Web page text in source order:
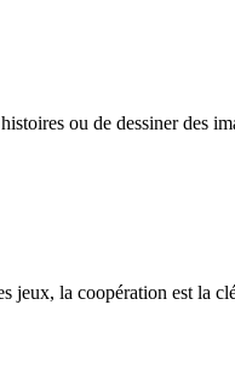
histoires ou de dessiner des
jeux, la coopération est la